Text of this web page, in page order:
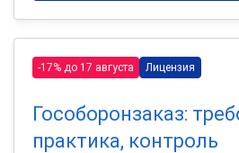
-17% до 17 августа Лицензия
Гособоронзаказ:
практика, контроль